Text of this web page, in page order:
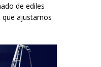
de ediles
ajustarnos